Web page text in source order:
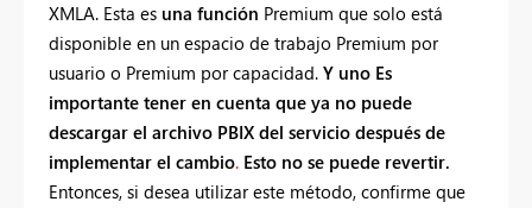
XMLA. Esta es una función Premium que solo está
disponible en un espacio de trabajo Premium por
usuario o Premium por capacidad. Y uno Es
importante tener en cuenta que ya no puede
descargar el archivo PBIX del servicio después de
implementar el cambio. Esto no se puede revertir.
Entonces, si desea utilizar este método, confirme que